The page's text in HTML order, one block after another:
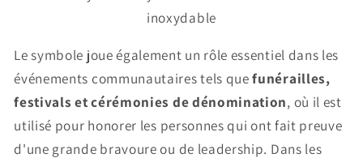
inoxydable
Le symbole joue également un rôle essentiel dans les
événements communautaires tels quefunérailles,
festivals et cérémonies de dénomination, où il est
utilisé pour honorer les personnes qui ont fait preuve
d'une grande bravoure ou de leadership. Dans les